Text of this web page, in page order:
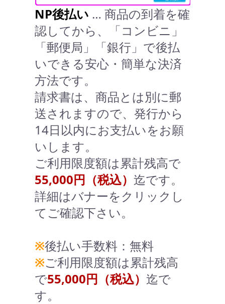
NP後払い … 商品の到着を確
認してから、「コンビニ」
「郵便局」「銀行」で後払
いできる安心・簡単な決済
方法です。
請求書は、商品とは別に郵
送されますので、発行から
14日以内にお支払いをお願
いします。
ご利用限度額は累計残高で
55,000円（税込） 迄です。
詳細はバナーをクリックし
てご確認下さい。
※後払い手数料：無料
※ご利用限度額は累計残高
で55,000円（税込） 迄で
す。